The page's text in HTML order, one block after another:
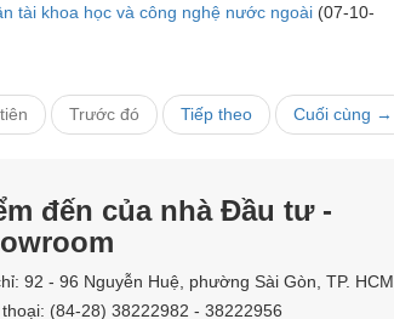
tài khoa học và công nghệ nước ngoài (07-10-
Trước đó Tiếp theo Cuối cùng →
đến của nhà Đầu tư -
92 - 96 Nguyễn Huệ, phường Sài Gòn, TP. HCM
(84-28) 38222982 - 38222956